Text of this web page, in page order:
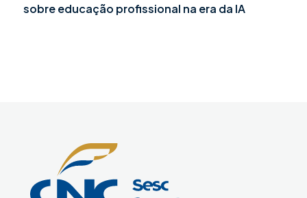
sobre educação profissional na era da IA